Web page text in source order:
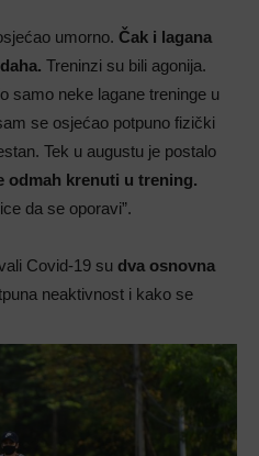
umorno. Čak i lagana
Treninzi su bili agonija.
samo neke lagane treninge u
se osjećao potpuno fizički
Tek u augustu je postalo
odmah krenuti u trening.
da se oporavi”.
Covid-19 su dva osnovna
neaktivnost i kako se